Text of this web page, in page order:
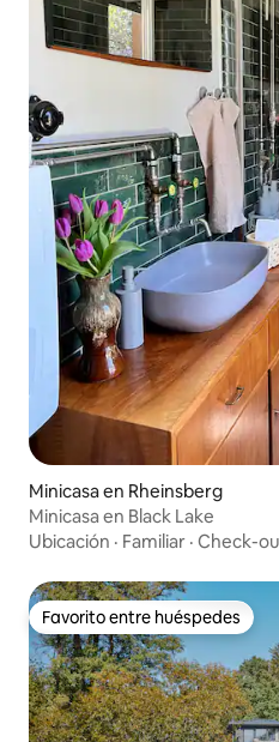
Minicasa en Rheinsberg
Minicasa en Black Lake
Ubicación · Familiar · Check-
Favorito entre huéspedes
Favorito entre huéspedes